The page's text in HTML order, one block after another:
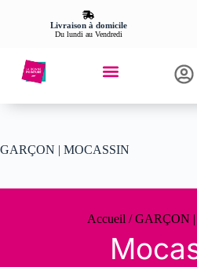
Livraison à domicile
Du lundi au Vendredi
GARÇON | MOCASSIN
Accueil / GARÇON